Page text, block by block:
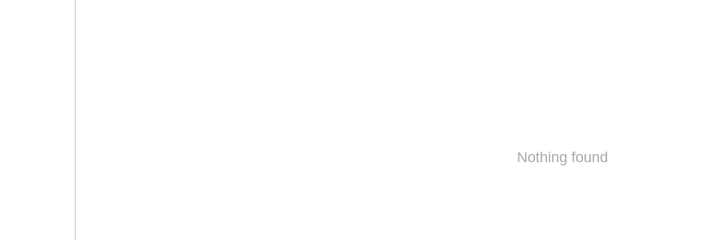
Nothing found